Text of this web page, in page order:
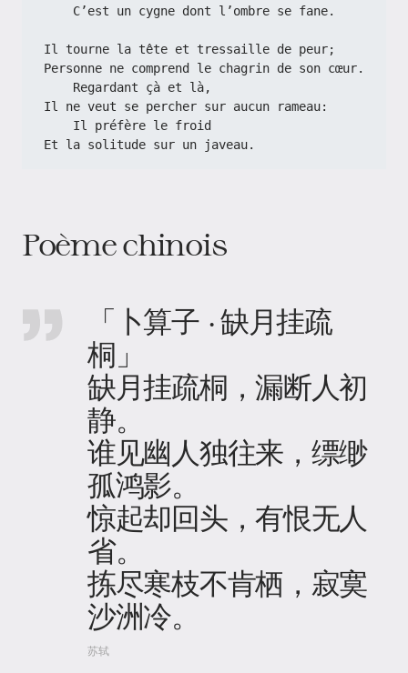
    C’est un cygne dont l’ombre se fane.
Il tourne la tête et tressaille de peur;
Personne ne comprend le chagrin de son cœur.
    Regardant çà et là,
Il ne veut se percher sur aucun rameau:
    Il préfère le froid
Et la solitude sur un javeau.
Poème chinois
「卜算子 · 缺月挂疏
桐」
缺月挂疏桐，漏断人初
静。
谁见幽人独往来，缥缈
孤鸿影。
惊起却回头，有恨无人
省。
拣尽寒枝不肯栖，寂寞
沙洲冷。
苏轼